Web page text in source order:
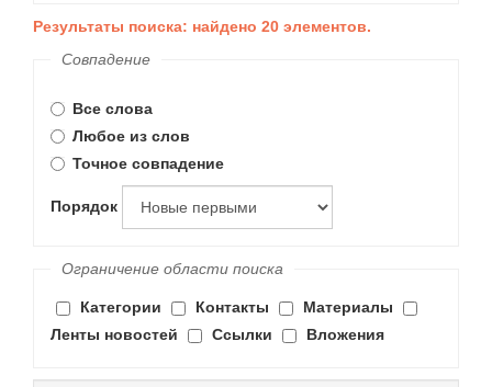
Результаты поиска: найдено 20 элементов.
Совпадение
Все слова
Любое из слов
Точное совпадение
Порядок
Ограничение области поиска
Категории Контакты
Материалы
Ленты новостей
Ссылки Вложения